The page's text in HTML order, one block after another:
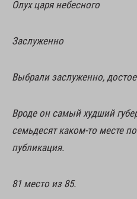
Олух царя небесного
Заслуженно
Выбрали заслуженно,
Вроде он самый худший
семьдесят каком-то месте
публикация.
81 место из 85.